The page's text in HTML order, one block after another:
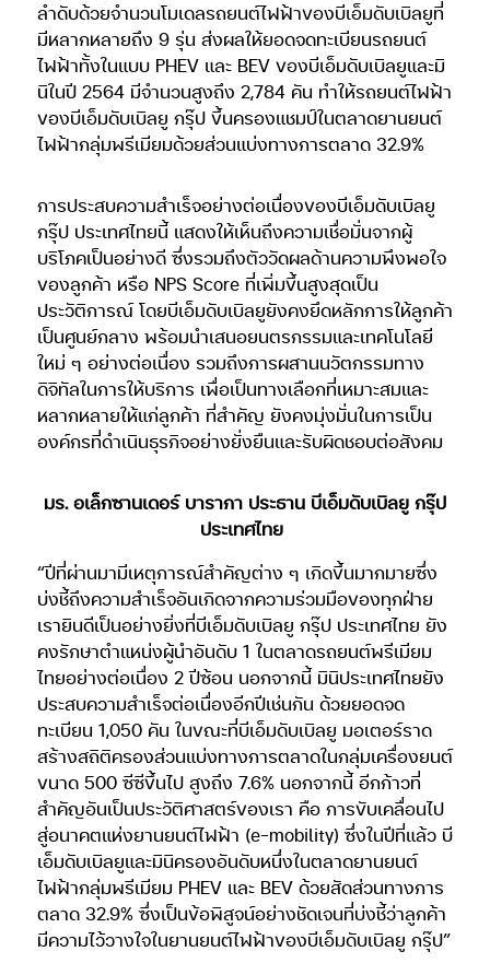
ลำดับด้วยจำนวนโมเดลรถยนต์ไฟฟ้าของบีเอ็มดับเบิลยูที่
มีหลากหลายถึง 9 รุ่น ส่งผลให้ยอดจดทะเบียนรถยนต์
ไฟฟ้าทั้งในแบบ PHEV และ BEV ของบีเอ็มดับเบิลยูและมิ
นิในปี 2564 มีจำนวนสูงถึง 2,784 คัน ทำให้รถยนต์ไฟฟ้า
ของบีเอ็มดับเบิลยู กรุ๊ป ขึ้นครองแชมป์ในตลาดยานยนต์
ไฟฟ้ากลุ่มพรีเมียมด้วยส่วนแบ่งทางการตลาด 32.9%
การประสบความสำเร็จอย่างต่อเนื่องของบีเอ็มดับเบิลยู
กรุ๊ป ประเทศไทยนี้ แสดงให้เห็นถึงความเชื่อมั่นจากผู้
บริโภคเป็นอย่างดี ซึ่งรวมถึงตัววัดผลด้านความพึงพอใจ
ของลูกค้า หรือ NPS Score ที่เพิ่มขึ้นสูงสุดเป็น
ประวัติการณ์ โดยบีเอ็มดับเบิลยูยังคงยึดหลักการให้ลูกค้า
เป็นศูนย์กลาง พร้อมนำเสนอยนตรกรรมและเทคโนโลยี
ใหม่ ๆ อย่างต่อเนื่อง รวมถึงการผสานนวัตกรรมทาง
ดิจิทัลในการให้บริการ เพื่อเป็นทางเลือกที่เหมาะสมและ
หลากหลายให้แก่ลูกค้า ที่สำคัญ ยังคงมุ่งมั่นในการเป็น
องค์กรที่ดำเนินธุรกิจอย่างยั่งยืนและรับผิดชอบต่อสังคม
มร. อเล็กซานเดอร์ บารากา ประธาน บีเอ็มดับเบิลยู กรุ๊ป
ประเทศไทย
“ปีที่ผ่านมามีเหตุการณ์สำคัญต่าง ๆ เกิดขึ้นมากมายซึ่ง
บ่งชี้ถึงความสำเร็จอันเกิดจากความร่วมมือของทุกฝ่าย
เรายินดีเป็นอย่างยิ่งที่บีเอ็มดับเบิลยู กรุ๊ป ประเทศไทย ยัง
คงรักษาตำแหน่งผู้นำอันดับ 1 ในตลาดรถยนต์พรีเมียม
ไทยอย่างต่อเนื่อง 2 ปีซ้อน นอกจากนี้ มินิประเทศไทยยัง
ประสบความสำเร็จต่อเนื่องอีกปีเช่นกัน ด้วยยอดจด
ทะเบียน 1,050 คัน ในขณะที่บีเอ็มดับเบิลยู มอเตอร์ราด
สร้างสถิติครองส่วนแบ่งทางการตลาดในกลุ่มเครื่องยนต์
ขนาด 500 ซีซีขึ้นไป สูงถึง 7.6% นอกจากนี้ อีกก้าวที่
สำคัญอันเป็นประวัติศาสตร์ของเรา คือ การขับเคลื่อนไป
สู่อนาคตแห่งยานยนต์ไฟฟ้า (e-mobility) ซึ่งในปีที่แล้ว บี
เอ็มดับเบิลยูและมินิครองอันดับหนึ่งในตลาดยานยนต์
ไฟฟ้ากลุ่มพรีเมียม PHEV และ BEV ด้วยสัดส่วนทางการ
ตลาด 32.9% ซึ่งเป็นข้อพิสูจน์อย่างชัดเจนที่บ่งชี้ว่าลูกค้า
มีความไว้วางใจในยานยนต์ไฟฟ้าของบีเอ็มดับเบิลยู กรุ๊ป”